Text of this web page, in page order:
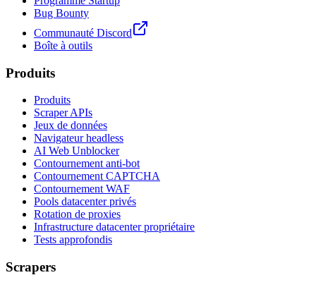
Bug Bounty
Communauté Discord
Boîte à outils
Produits
Produits
Scraper APIs
Jeux de données
Navigateur headless
AI Web Unblocker
Contournement anti-bot
Contournement CAPTCHA
Contournement WAF
Pools datacenter privés
Rotation de proxies
Infrastructure datacenter propriétaire
Tests approfondis
Scrapers